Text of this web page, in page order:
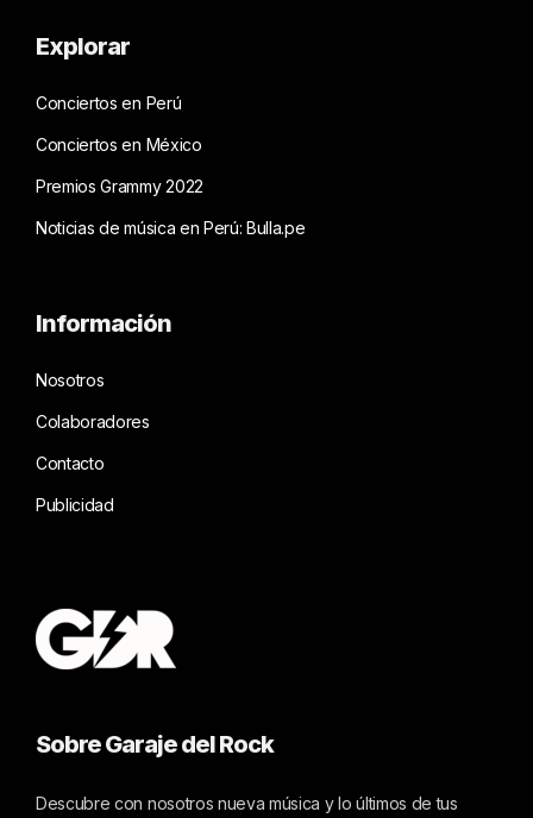
Explorar
Conciertos en Perú
Conciertos en México
Premios Grammy 2022
Noticias de música en Perú: Bulla.pe
Información
Nosotros
Colaboradores
Contacto
Publicidad
Sobre Garaje del Rock
Descubre con nosotros nueva música y lo últimos de tus